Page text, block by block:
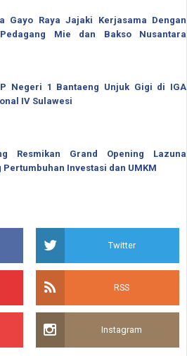
Gayo Raya Jajaki Kerjasama Dengan
Mie dan Bakso Nusantara
Negeri 1 Bantaeng Unjuk Gigi di IGA
IV Sulawesi
Resmikan Grand Opening Lazuna
Pertumbuhan Investasi dan UMKM
Twitter
RSS
Instagram